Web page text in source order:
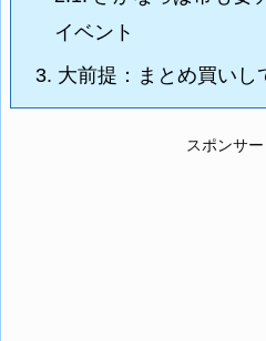
イベント
3. 大前提：まとめ買いし
スポンサ